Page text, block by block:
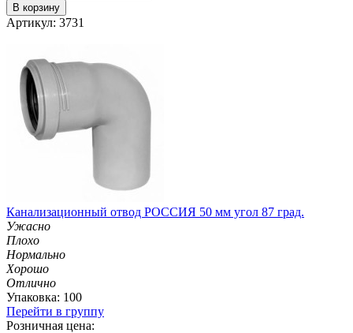
В корзину
Артикул: 3731
Канализационный отвод РОССИЯ 50 мм угол 87 град.
Ужасно
Плохо
Нормально
Хорошо
Отлично
Упаковка: 100
Перейти в группу
Розничная цена: